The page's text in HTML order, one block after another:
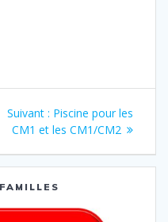
Suivant : Piscine pour les
CM1 et les CM1/CM2